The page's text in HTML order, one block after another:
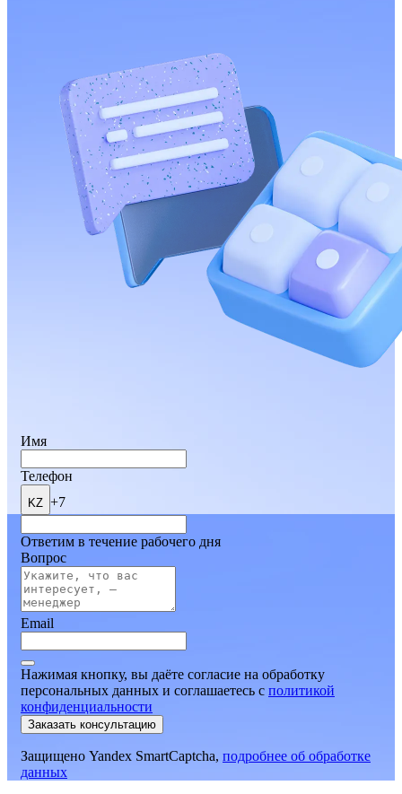
Имя
Телефон
KZ +7
Ответим в течение рабочего дня
Вопрос
Email
Нажимая кнопку, вы даёте согласие на обработку
персональных данных и соглашаетесь c политикой
конфиденциальности
Заказать консультацию
Защищено Yandex SmartCaptcha, подробнее об обработке
данных